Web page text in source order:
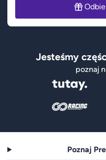
Jesteśmy
poznaj
Poznaj